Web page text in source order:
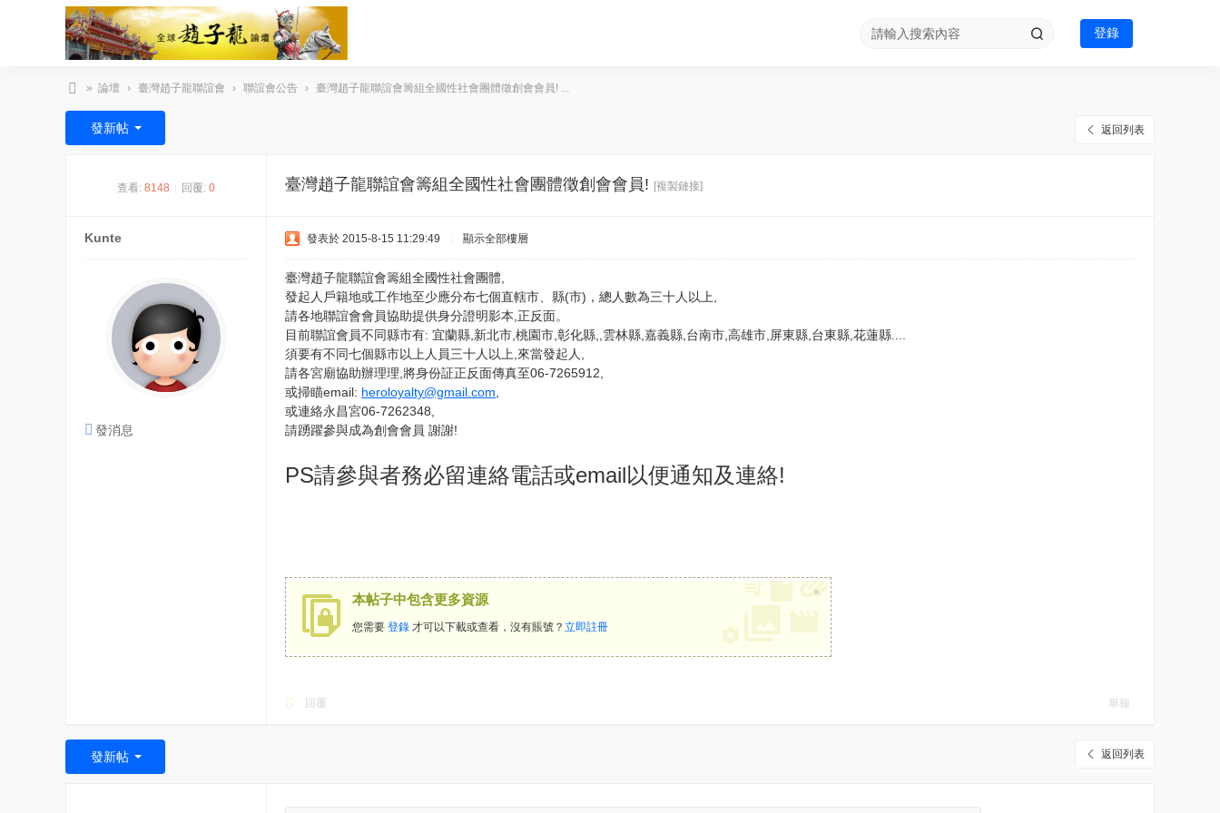
登錄
臺
灣
» 論壇 › 臺灣趙子龍聯誼會 › 聯誼會公告 › 臺灣趙子龍聯誼會籌組全國性社會團體徵創會會員! ...
返回列表
發新帖
查看: 8148 回覆: 0 臺灣趙子龍聯誼會籌組全國性社會團體徵創會會員! [複製鏈接]
Kunte
發消息
發表於 2015-8-15 11:29:49 顯示全部樓層
臺灣趙子龍聯誼會籌組全國性社會團體,
發起人戶籍地或工作地至少應分布七個直轄市、縣(市)，總人數為三十人以上,
請各地聯誼會會員協助提供身分證明影本,正反面。
目前聯誼會員不同縣市有: 宜蘭縣,新北市,桃園市,彰化縣,,雲林縣,嘉義縣,台南市,高雄市,屏東縣,台東縣,花蓮縣....
須要有不同七個縣市以上人員三十人以上,來當發起人,
請各宮廟協助辦理理,將身份証正反面傳真至06-7265912,
或掃瞄email: heroloyalty@gmail.com
或連絡永昌宮06-7262348,
請踴躍參與成為創會會員 謝謝!
PS請參與者務必留連絡電話或email以便通知及連絡!
本帖子中包含更多資源
您需要 登錄 才可以下載或查看，沒有賬號？ 立即註冊
×
回覆 舉報
返回列表
發新帖